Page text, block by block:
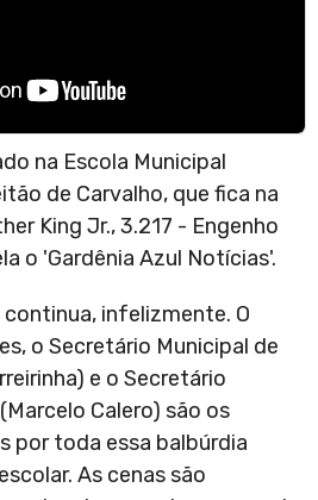
na Escola Municipal
de Carvalho, que fica na
King Jr., 3.217 - Engenho
o 'Gardênia Azul Notícias'.
infelizmente. O
o Secretário Municipal de
e o Secretário
Calero) são os
por toda essa balbúrdia
As cenas são